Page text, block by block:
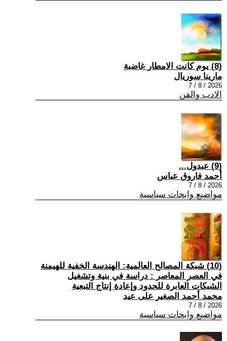
(8) يوم كانت الامطار غاضبة
مارينا سوريال
2026 / 8 / 7
الادب والفن
(9) عبدول...
أحمد فاروق عباس
2026 / 8 / 7
مواضيع وابحاث سياسية
(10) شبكة المصالح العالمية: الهندسة الخفية للهيمنة
في العصر المعاصر : دراسة في بنية وتشغيل
الشبكات العابرة للحدود وإعادة إنتاج التبعية
محمد أحمد الصغير على عيد
2026 / 8 / 7
مواضيع وابحاث سياسية